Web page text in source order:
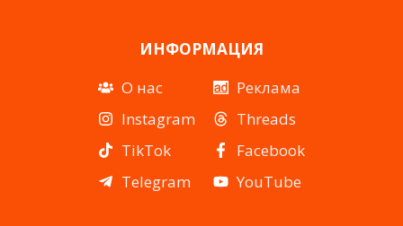
ИНФОРМАЦИЯ
О нас
Instagram
TikTok
Telegram
Реклама
Threads
Facebook
YouTube